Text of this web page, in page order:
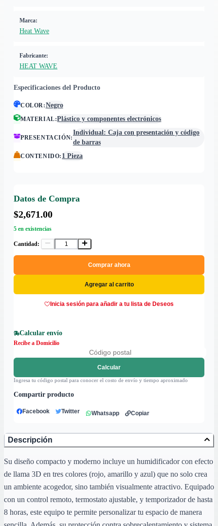
Marca:
Heat Wave
Fabricante:
HEAT WAVE
Especificaciones del Producto
COLOR:Negro
MATERIAL:Plástico y componentes electrónicos
PRESENTACIÓN:
Individual: Caja con presentación y código
de barras
CONTENIDO: 1 Pieza
Datos de Compra
$2,671.00
5 en existencias
Cantidad:
Comprar ahora
Agregar al carrito
Inicia sesión para añadir a tu lista de Deseos
Calcular envío
Recibe a Domicilio
Calcular
Ingresa tu código postal para conocer el costo de envío y tiempo aproximado
Compartir producto
Facebook Twitter Whatsapp Copiar
Descripción
Su diseño compacto y moderno incluye un humidificador con efecto
de llama 3D en tres colores (rojo, amarillo y azul) que no solo crea
un ambiente acogedor, sino también visualmente atractivo. Equipado
con un control remoto, termostato ajustable, y temporizador de hasta
8 horas, este equipo te permite personalizar tu espacio de manera